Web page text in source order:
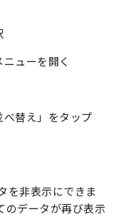
ューを開く
べ替え」をタップ
を非表示にできま
のデータが再び表示